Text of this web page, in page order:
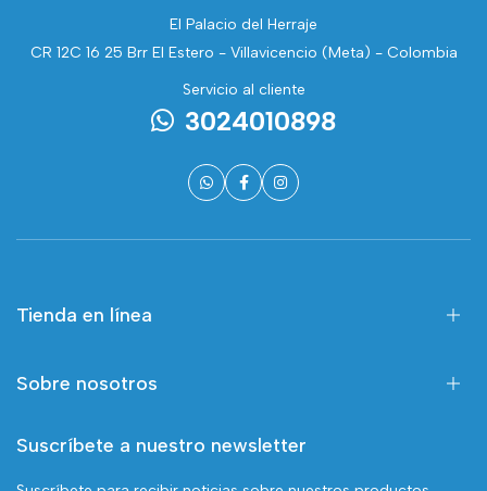
El Palacio del Herraje
CR 12C 16 25 Brr El Estero - Villavicencio (Meta) - Colombia
Servicio al cliente
3024010898
Tienda en línea
Sobre nosotros
Suscríbete a nuestro newsletter